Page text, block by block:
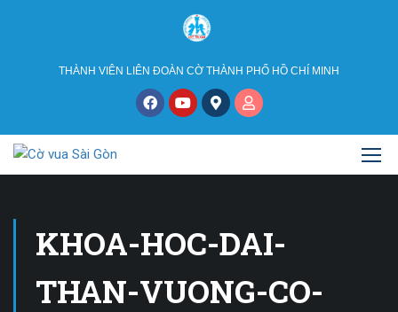
THÀNH VIÊN LIÊN ĐOÀN CỜ THÀNH PHỐ HỒ CHÍ MINH
KHOA-HOC-DAI-
THAN-VUONG-CO-